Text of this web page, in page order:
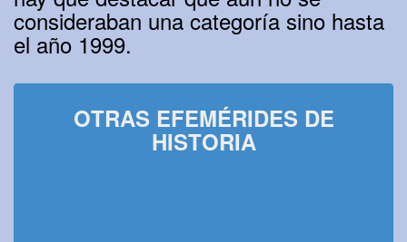
consideraban una categoría sino hasta
el año 1999.
OTRAS EFEMÉRIDES DE
HISTORIA